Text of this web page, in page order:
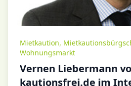
Mietkaution,
Wohnungsmarkt
Vernen Liebermann
kautionsfrei.de im